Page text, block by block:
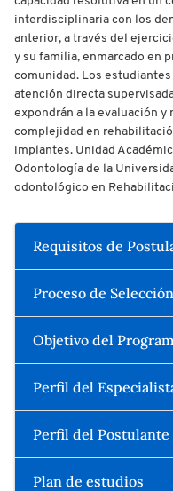
interdisciplinaria con los
anterior, a través del
y su familia, enmarcado en
comunidad. Los
atención directa
expondrán a la evaluación
complejidad en
implantes. Unidad
Odontología de la
odontológico en
Requisitos de
Proceso de Selección
Objetivo del
Perfil del
Perfil del Postulante
Plan de estudios